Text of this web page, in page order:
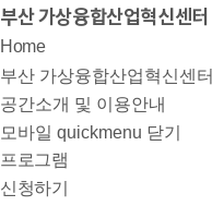
부산 가상융합산업혁신센터
Home
부산 가상융합산업혁신센터
공간소개 및 이용안내
모바일 quickmenu 닫기
프로그램
신청하기